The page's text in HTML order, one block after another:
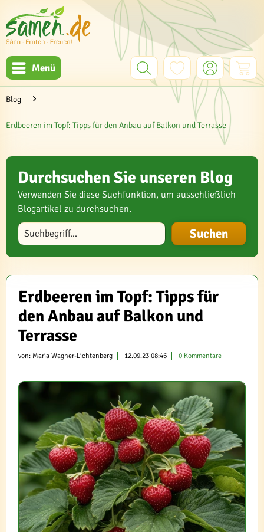
Menü
Blog
Erdbeeren im Topf: Tipps für den Anbau auf Balkon und Terrasse
Durchsuchen Sie unseren Blog
Verwenden Sie diese Suchfunktion, um ausschließlich
Blogartikel zu durchsuchen.
Blog durchsuchen
Erdbeeren im Topf: Tipps für
den Anbau auf Balkon und
Terrasse
von: Maria Wagner-Lichtenberg 12.09.23 08:46 0 Kommentare